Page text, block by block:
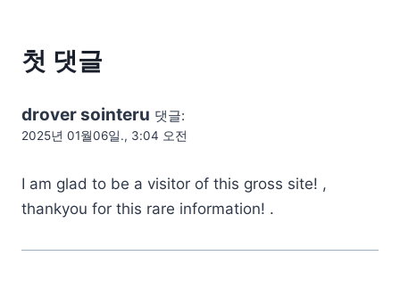
첫 댓글
drover sointeru 댓글:
2025년 01월06일., 3:04 오전
I am glad to be a visitor of this gross site! ,
thankyou for this rare information! .